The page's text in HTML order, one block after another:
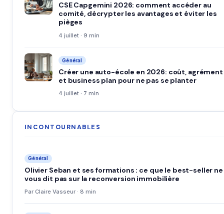
CSE Capgemini 2026: comment accéder au
comité, décrypter les avantages et éviter les
pièges
4 juillet · 9 min
Général
Créer une auto-école en 2026: coût, agrément
et business plan pour ne pas se planter
4 juillet · 7 min
INCONTOURNABLES
Général
Olivier Seban et ses formations : ce que le best-seller ne
vous dit pas sur la reconversion immobilière
Par Claire Vasseur · 8 min